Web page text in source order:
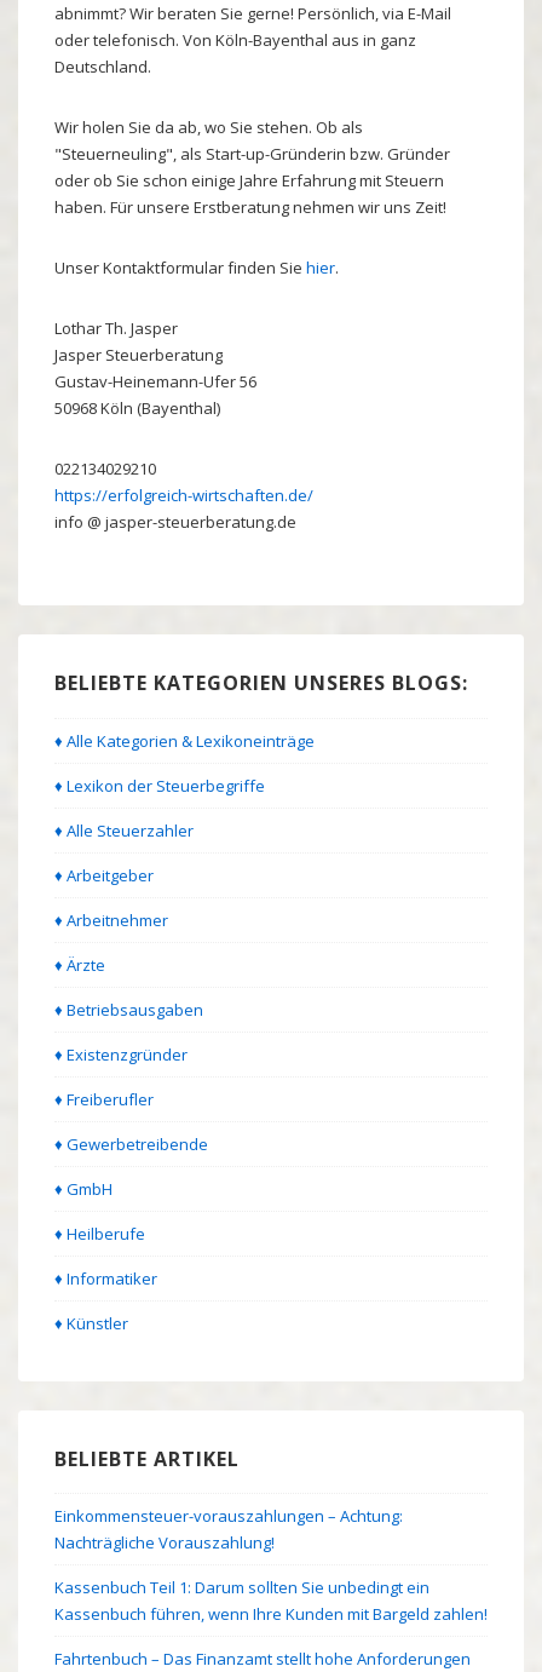
abnimmt? Wir beraten Sie gerne! Persönlich, via E-Mail
oder telefonisch. Von Köln-Bayenthal aus in ganz
Deutschland.
Wir holen Sie da ab, wo Sie stehen. Ob als
"Steuerneuling", als Start-up-Gründerin bzw. Gründer
oder ob Sie schon einige Jahre Erfahrung mit Steuern
haben. Für unsere Erstberatung nehmen wir uns Zeit!
Unser Kontaktformular finden Sie hier.
LotharTh. Jasper
Jasper Steuerberatung
Gustav-Heinemann-Ufer 56
50968Köln (Bayenthal)
022134029210
https://erfolgreich-wirtschaften.de/
info @ jasper-steuerberatung.de
BELIEBTE KATEGORIEN UNSERES BLOGS:
♦ Alle Kategorien & Lexikoneinträge
♦ Lexikon der Steuerbegriffe
♦ Alle Steuerzahler
♦ Arbeitgeber
♦ Arbeitnehmer
♦ Ärzte
♦ Betriebsausgaben
♦ Existenzgründer
♦ Freiberufler
♦ Gewerbetreibende
♦ GmbH
♦ Heilberufe
♦ Informatiker
♦ Künstler
BELIEBTE ARTIKEL
Einkommensteuer-vorauszahlungen – Achtung:
Nachträgliche Vorauszahlung!
Kassenbuch Teil 1: Darum sollten Sie unbedingt ein
Kassenbuch führen, wenn Ihre Kunden mit Bargeld zahlen!
Fahrtenbuch – Das Finanzamt stellt hohe Anforderungen